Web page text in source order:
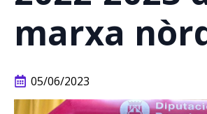
marxa
05/06/2023